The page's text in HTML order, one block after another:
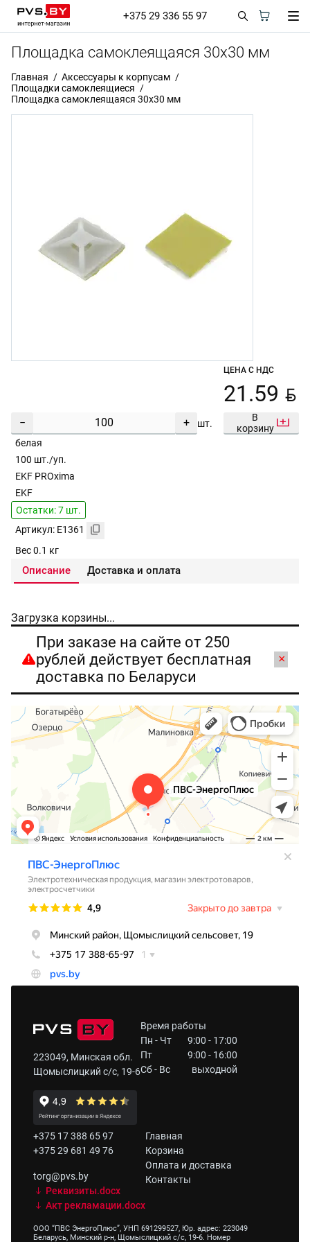
+375 29 336 55 97
Площадка самоклеящаяся 30х30 мм
Главная
Аксессуары к корпусам
Площадки самоклеящиеся
Площадка самоклеящаяся 30х30 мм
− + шт.
ЦЕНА С НДС
21.59 BYN
В
корзину
белая
100 шт./уп.
EKF PROxima
EKF
Остатки: 7 шт.
Артикул: E1361
Вес 0.1 кг
Описание Доставка и оплата
Загрузка корзины...
При заказе на сайте от 250
рублей действует бесплатная
доставка по Беларуси
×
223049, Минская обл.
Щомыслицкий с/с, 19-6
Время работы
Пн - Чт
9:00 - 17:00
Пт
9:00 - 16:00
Сб - Вс
выходной
+375 17 388 65 97
+375 29 681 49 76
torg@pvs.by
Реквизиты.docx
Акт рекламации.docx
Главная
Корзина
Оплата и доставка
Контакты
ООО “ПВС ЭнергоПлюс”, УНП 691299527, Юр. адрес: 223049
Беларусь, Минский р-н, Щомыслицкий с/с, 19-6. Номер